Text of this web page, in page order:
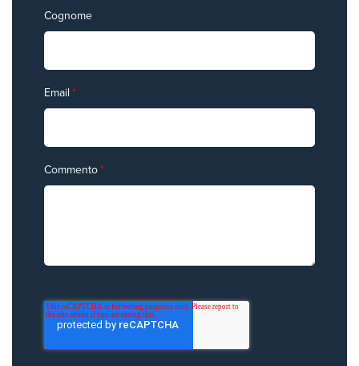
Cognome
Email *
Commento*